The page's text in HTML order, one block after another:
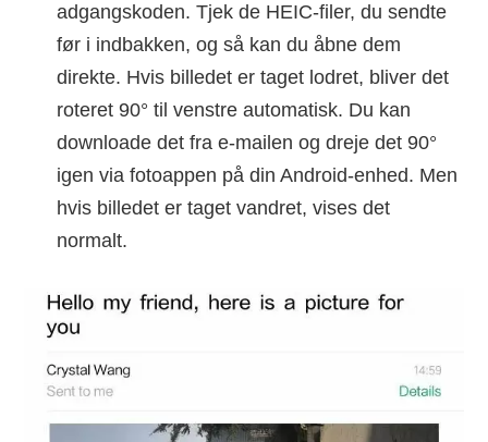
adgangskoden. Tjek de HEIC-filer, du sendte
før i indbakken, og så kan du åbne dem
direkte. Hvis billedet er taget lodret, bliver det
roteret 90° til venstre automatisk. Du kan
downloade det fra e-mailen og dreje det 90°
igen via fotoappen på din Android-enhed. Men
hvis billedet er taget vandret, vises det
normalt.